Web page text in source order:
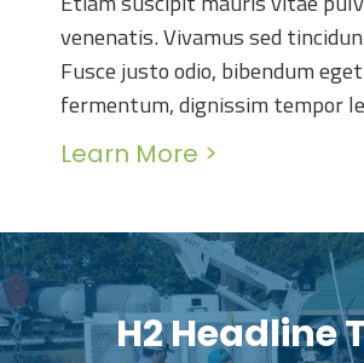
venenatis. Vivamus sed
Fusce justo odio, bibendum
fermentum, dignissim tempor
Learn More >
H2 Headline